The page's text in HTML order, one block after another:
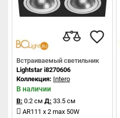
Встраиваемый светильник
Lightstar i8270606
Коллекция: Intero
В наличии
В: 0.2 см Д: 33.5 см
AR111 x 2 max 50W